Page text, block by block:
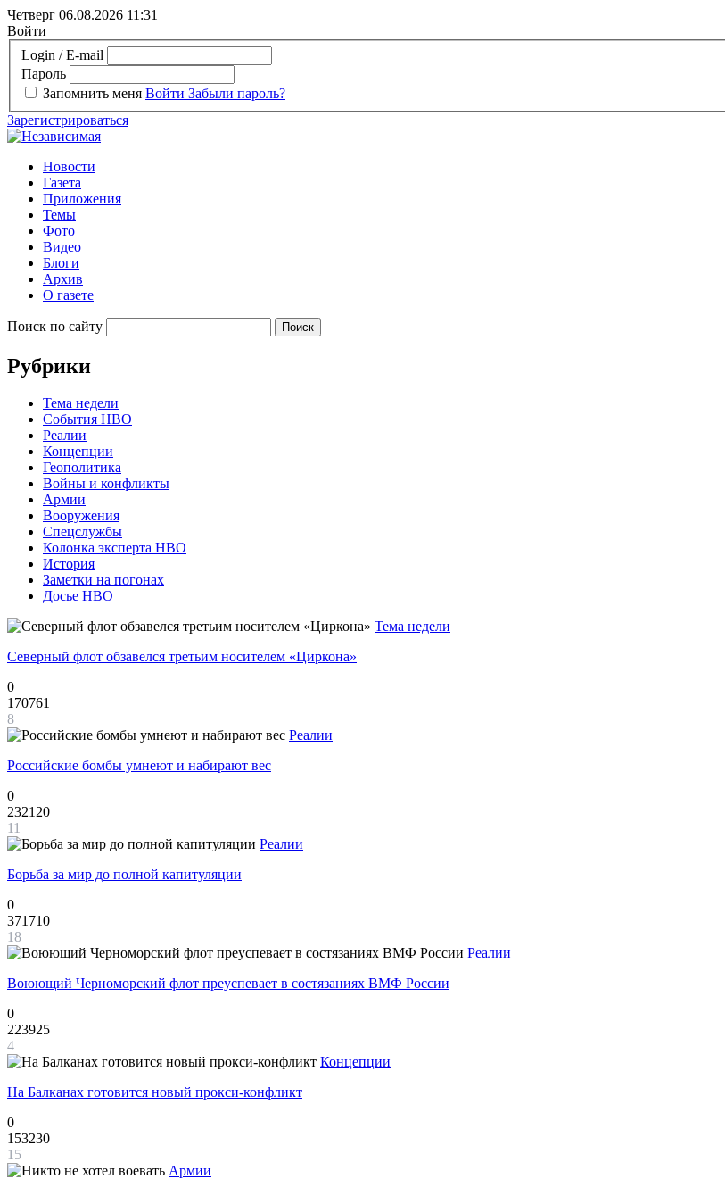
Четверг 06.08.2026 11:31
Войти
Login / E-mail
Пароль
Запомнить меня Войти Забыли пароль?
Зарегистрироваться
Новости
Газета
Приложения
Темы
Фото
Видео
Блоги
Архив
О газете
Поиск по сайту
Рубрики
Тема недели
События НВО
Реалии
Концепции
Геополитика
Войны и конфликты
Армии
Вооружения
Спецслужбы
Колонка эксперта НВО
История
Заметки на погонах
Досье НВО
Тема недели
Северный флот обзавелся третьим носителем «Циркона»
0
170761
8
Реалии
Российские бомбы умнеют и набирают вес
0
232120
11
Реалии
Борьба за мир до полной капитуляции
0
371710
18
Реалии
Воюющий Черноморский флот преуспевает в состязаниях ВМФ России
0
223925
4
Концепции
На Балканах готовится новый прокси-конфликт
0
153230
15
Армии